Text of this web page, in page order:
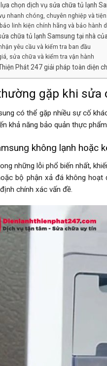
lựa chọn dịch vụ sửa chữa tủ lạnh
nhanh chóng, chuyên nghiệp và
linh kiện chính hãng và bảo hành
chữa tủ lạnh Samsung tại nhà
yêu cầu và kiểm tra ban đầu
sửa chữa và kiểm tra vận hành
Phát 247 giải pháp toàn diện
gặp khi sửa
có thể gặp nhiều sự cố
khả năng bảo quản thực
không lạnh hoặc
những lỗi phổ biến nhất,
bộ phận xả đá không hoạt
chính xác vấn đề.